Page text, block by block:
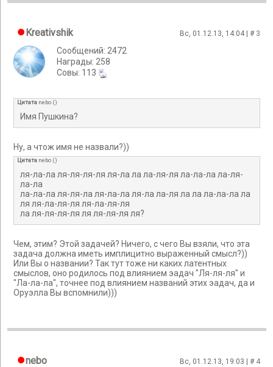
Kreativshik Вс, 01.12.13, 14:04 | # 3
Сообщений: 2472
Награды: 258
Cовы: 113
Цитата nebo ()
Имя Пушкина?
Ну, а чтож имя не назвали?))
Цитата nebo ()
ля-ла-ла ля-ля-ля-ля ля-ла ла ла-ля-ля ла-ла-ла ла-ля-
ла-ла
ла-ла-ла ля-ля-ла ля-ла-ла ля-ла ла-ля ла ла ла-ла-ла ла
ля ля-ла-ля-ля ля-ла-ля-ля
ла ля-ля-ля-ля ля ля-ля-ля ля?
Чем, этим? Этой задачей? Ничего, с чего Вы взяли, что эта
задача должна иметь имплицитно выраженный смысл?))
Или Вы о названии? Так тут тоже ни каких латентных
смыслов, оно родилось под влиянием эадач "Ля-ля-ля" и
"Ла-ла-ла", точнее под влиянием названий этих эадач, да и
Оруэлла Вы вспомнили)))
nebo Вс, 01.12.13, 19:03 | # 4